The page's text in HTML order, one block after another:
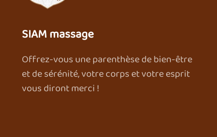
SIAM massage
Offrez-vous une parenthèse de bien-être
et de sérénité, votre corps et votre esprit
vous diront merci !